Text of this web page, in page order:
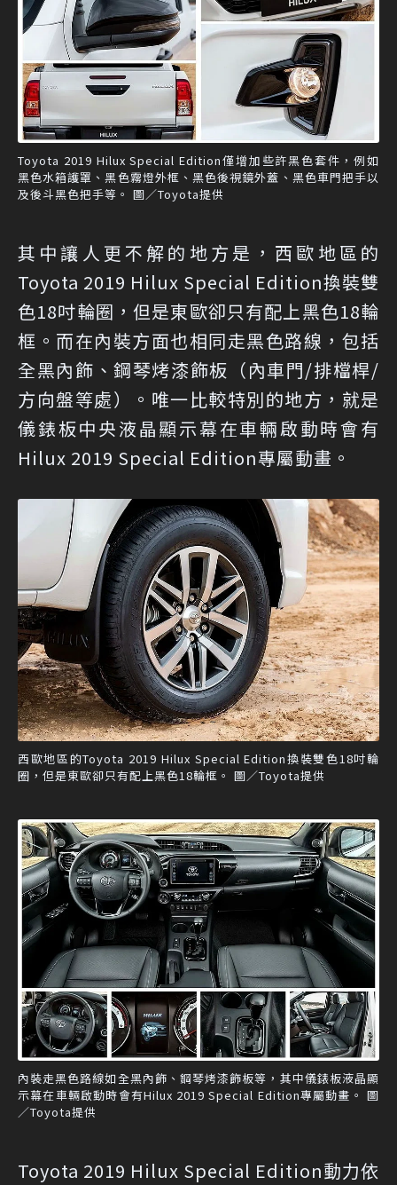
Toyota 2019 Hilux Special Edition僅增加些許黑色套件，例如
黑色水箱護罩、黑色霧燈外框、黑色後視鏡外蓋、黑色車門把手以
及後斗黑色把手等。 圖／Toyota提供
其中讓人更不解的地方是，西歐地區的
Toyota 2019 Hilux Special Edition換裝雙
色18吋輪圈，但是東歐卻只有配上黑色18輪
框。而在內裝方面也相同走黑色路線，包括
全黑內飾、鋼琴烤漆飾板（內車門/排檔桿/
方向盤等處）。唯一比較特別的地方，就是
儀錶板中央液晶顯示幕在車輛啟動時會有
Hilux 2019 Special Edition專屬動畫。
西歐地區的Toyota 2019 Hilux Special Edition換裝雙色18吋輪
圈，但是東歐卻只有配上黑色18輪框。 圖／Toyota提供
內裝走黑色路線如全黑內飾、鋼琴烤漆飾板等，其中儀錶板液晶顯
示幕在車輛啟動時會有Hilux 2019 Special Edition專屬動畫。 圖
／Toyota提供
Toyota 2019 Hilux Special Edition動力依